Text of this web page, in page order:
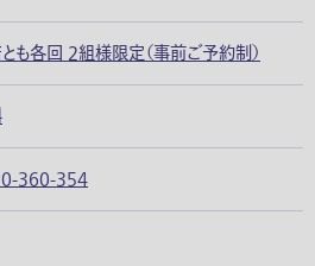
も各回 2組様限定（事前ご予約制）
360-354